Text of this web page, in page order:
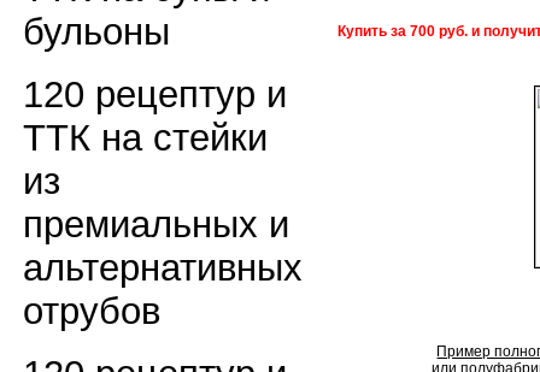
бульоны
120 рецептур и
ТТК на стейки
из
премиальных и
альтернативных
отрубов
Купить за 700 руб. и
Пример
или